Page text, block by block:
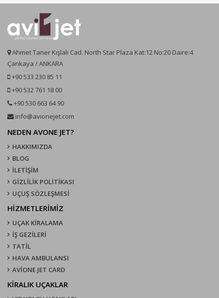
Ahmet Taner Kışlalı Cad. North Star Plaza Kat:12 No:20 Daire:4
Çankaya / ANKARA
+90 533 230 85 11
+90 532 761 18 00
+90 530 663 64 90
info@avionejet.com
NEDEN AVONE JET?
HAKKIMIZDA
BLOG
İLETİŞİM
GİZLİLİK POLİTİKASI
UÇUŞ SÖZLEŞMESI
HİZMETLERİMİZ
UÇAK KIRALAMA
İŞ GEZİLERİ
TATİL
HAVA AMBULANSI
AVİONE JET CARD
KIRALIK UÇAKLAR